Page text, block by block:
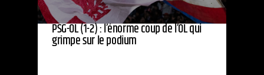
PSG-OL (1-2) : l’énorme coup de l’OL qui
grimpe sur le podium